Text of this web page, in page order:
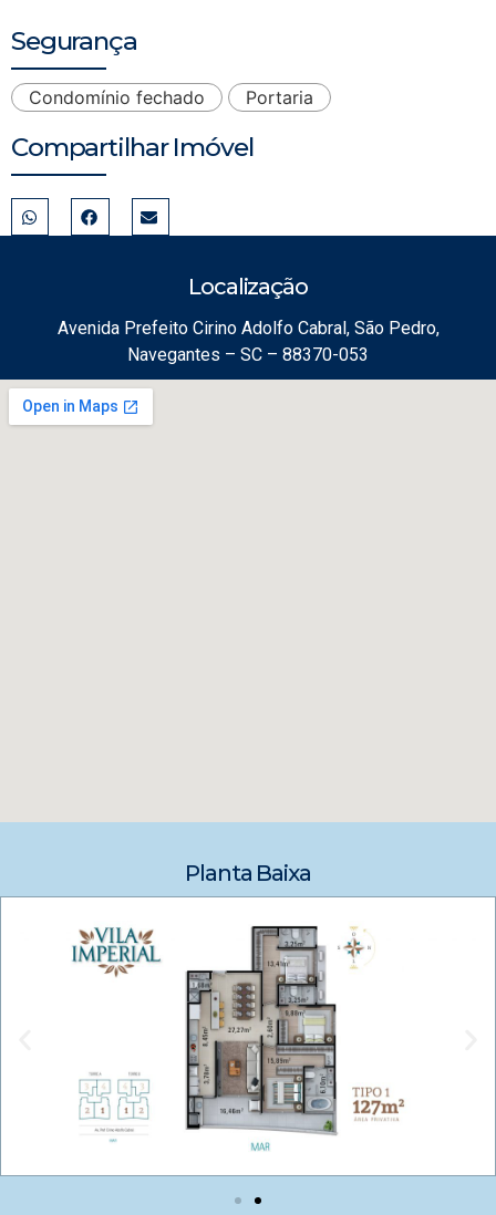
Segurança
Condomínio fechado Portaria
Compartilhar Imóvel
Localização
Avenida Prefeito Cirino Adolfo Cabral, São Pedro,
Navegantes – SC – 88370-053
Planta Baixa